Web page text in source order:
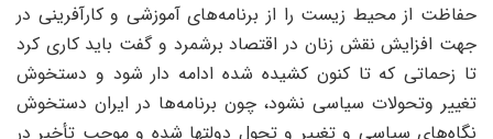
از محیط زیست را از برنامه‌های آموزشی و کارآفرینی در
افزایش نقش زنان در اقتصاد برشمرد و گفت باید کاری کرد
زحماتی که تا کنون کشیده شده ادامه دار شود و دستخوش
وتحولات سیاسی نشود، چون برنامه‌ها در ایران دستخوش
سیاسی و تغییر و تحول دولتها شده و موجب تأخیر در